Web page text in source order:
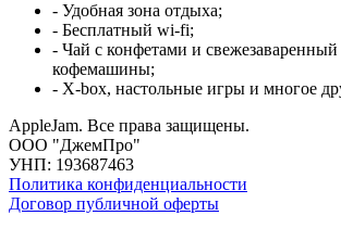
- Удобная зона отдыха;
- Бесплатный wi-fi;
- Чай с конфетами и свежезаваренный
кофемашины;
- X-box, настольные игры и многое
AppleJam. Все права защищены.
ООО "ДжемПро"
УНП: 193687463
Политика конфиденциальности
Договор публичной оферты